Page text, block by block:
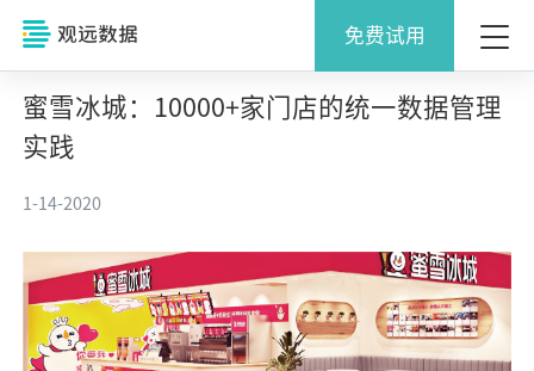
免费试用
蜜雪冰城：10000+家门店的统一数据管理
实践
1-14-2020